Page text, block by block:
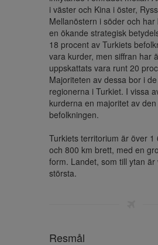
i väster och Kina i öster,
Mellanöstern i söder och
en ökande strategisk
18 procent av Turkiets
vara kurder, men siffran har
uppskattats vara runt 20
Majoriteten av dessa bor i
regionerna i Turkiet. I vissa
kurderna en majoritet av
befolkningen.
Turkiets territorium är över 1
och 800 km brett, med en
form. Landet, som till ytan är
största.
Resmål